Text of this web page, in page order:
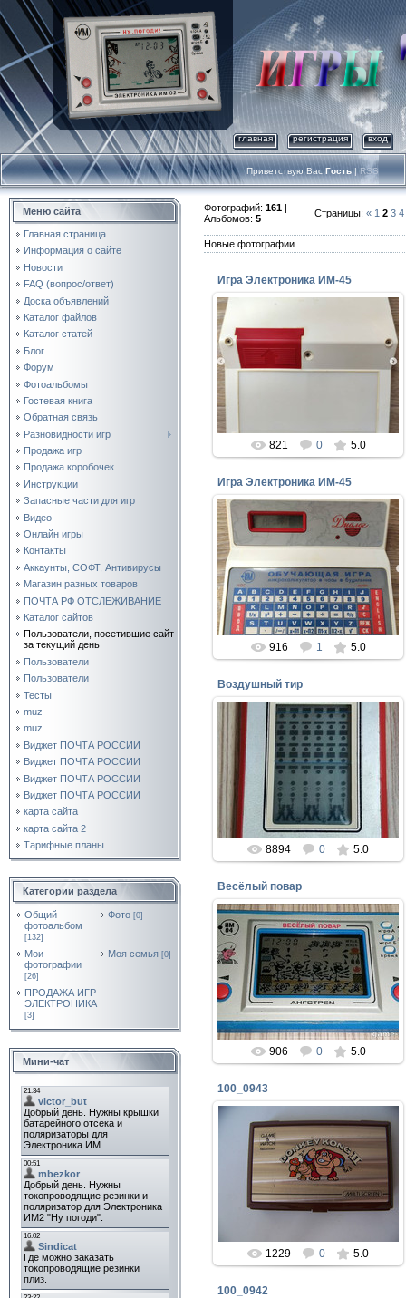
главная регистрация вход
Приветствую Вас Гость | RSS
Меню сайта
Главная страница
Информация о сайте
Новости
FAQ (вопрос/ответ)
Доска объявлений
Каталог файлов
Каталог статей
Блог
Форум
Фотоальбомы
Гостевая книга
Обратная связь
Разновидности игр
Продажа игр
Продажа коробочек
Инструкции
Запасные части для игр
Видео
Онлайн игры
Контакты
Аккаунты, СОФТ, Антивирусы
Магазин разных товаров
ПОЧТА РФ ОТСЛЕЖИВАНИЕ
Каталог сайтов
Пользователи, посетившие сайт
за текущий день
Пользователи
Пользователи
Тесты
muz
muz
Виджет ПОЧТА РОССИИ
Виджет ПОЧТА РОССИИ
Виджет ПОЧТА РОССИИ
Виджет ПОЧТА РОССИИ
карта сайта
карта сайта 2
Тарифные планы
Категории раздела
Общий
фотоальбом
[132]
Фото [0]
Мои
фотографии
[26]
Моя семья [0]
ПРОДАЖА ИГР
ЭЛЕКТРОНИКА
[3]
Мини-чат
Фотографий: 161 |
Альбомов: 5 Страницы: « 1 2 3 4
Новые фотографии
Игра Электроника ИМ-45
07.06.2020
Очень редкая игра.Тираж не
известен.Фото с личной
страницы INSTAGRAM
821 0 5.0
Игра Электроника ИМ-45
07.06.2020
Очень редкая игра.Тираж не
страницы INSTAGRAM
WORLDRETROGAME
denik2115
916 1 5.0
Воздушный тир
21.04.2020
Игра электроника "ВОЗДУШНЫЙ
ТИР"
perepelin
8894 0 5.0
Весёлый повар
18.02.2020
Игра электроника ВЕСЁЛЫЙ
ПОВАР от завода АНГСТРЕМ
perepelin
906 0 5.0
100_0943
06.07.2019
mtunit
1229 0 5.0
100_0942